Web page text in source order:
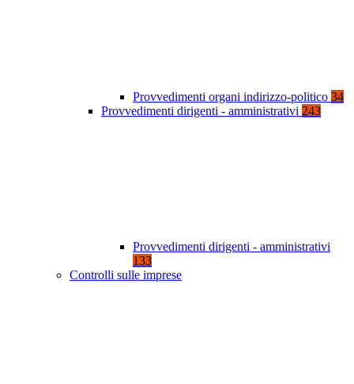
Provvedimenti organi indirizzo-politico 34
Provvedimenti dirigenti - amministrativi 243
Provvedimenti dirigenti - amministrativi
133
Controlli sulle imprese